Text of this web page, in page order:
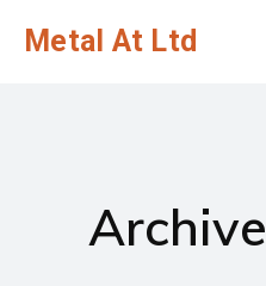
Metal At Ltd
Archive